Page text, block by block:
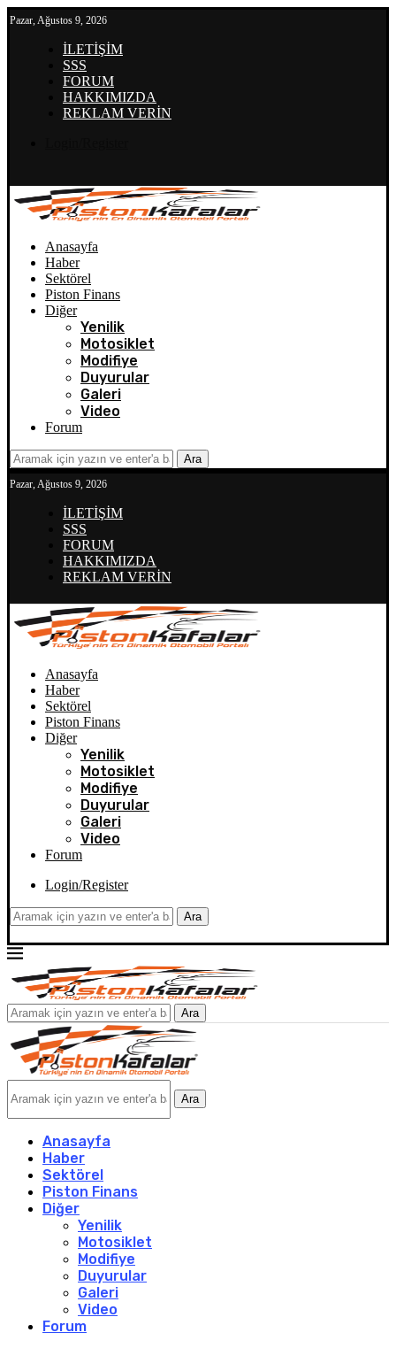
Pazar, Ağustos 9, 2026
İLETİŞİM
SSS
FORUM
HAKKIMIZDA
REKLAM VERİN
Anasayfa
Haber
Sektörel
Piston Finans
Diğer
Yenilik
Motosiklet
Modifiye
Duyurular
Galeri
Video
Forum
Ara
Pazar, Ağustos 9, 2026
İLETİŞİM
SSS
FORUM
HAKKIMIZDA
REKLAM VERİN
Anasayfa
Haber
Sektörel
Piston Finans
Diğer
Yenilik
Motosiklet
Modifiye
Duyurular
Galeri
Video
Forum
Login/Register
Ara
Ara
Ara
Anasayfa
Haber
Sektörel
Piston Finans
Diğer
Yenilik
Motosiklet
Modifiye
Duyurular
Galeri
Video
Forum